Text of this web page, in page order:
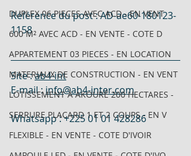
DUPLEX 06 PIECES AVEC ACD - EN VENT
600 M² AVEC ACD - EN VENTE - COTE D
APPARTEMENT 03 PIECES - EN LOCATION
MATERIAUX DE CONSTRUCTION - EN VENT
LOTISSEMENT À AKOURÉ 200 HECTARES -
SERRURE PLACARD 1 ET 2 COUPS - EN V
FLEXIBLE - EN VENTE - COTE D'IVOIR
Référence du post : AD-ae60-180123-
1158
Site : ab4-int
E-mail : info@ab4-inter.com
Whatsapp : +225 01 01 428286